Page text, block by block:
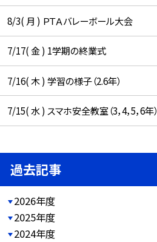
8/3( 月 ) ＰＴＡバレーボール大会
7/17( 金 ) 1学期の終業式
7/16( 木 ) 学習の様子（2.6年）
7/15( 水 ) スマホ安全教室（3，4，5，6年）
過去記事
2026年度
2025年度
2024年度